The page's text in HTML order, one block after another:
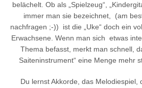
belächelt. Ob als „Spielzeug“,
immer man sie bezeichnet, (am
nachfragen ;-)) ist die „Uke“ doch ein
Erwachsene. Wenn man sich etwas
Thema befasst, merkt man schnell,
Saiteninstrument“ eine Menge mehr
Du lernst Akkorde, das Melodiespiel,